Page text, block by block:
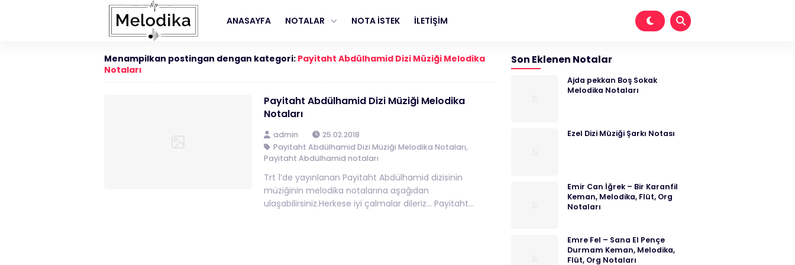
ANASAYFA NOTALAR NOTA İSTEK İLETİŞİM
Menampilkan postingan dengan kategori: Payitaht Abdülhamid Dizi Müziği Melodika
Notaları
Payitaht Abdülhamid Dizi Müziği Melodika
Notaları
admin
25.02.2018
Payitaht Abdülhamid Dizi Müziği Melodika Notaları,
Payitaht Abdülhamid notaları
Trt 1’de yayınlanan Payitaht Abdülhamid dizisinin
müziğinin melodika notalarına aşağıdan
ulaşabilirsiniz.Herkese iyi çalmalar dileriz… Payitaht...
Son Eklenen Notalar
Ajda pekkan Boş Sokak
Melodika Notaları
Ezel Dizi Müziği Şarkı Notası
Emir Can İğrek – Bir Karanfil
Keman, Melodika, Flüt, Org
Notaları
Emre Fel – Sana El Pençe
Durmam Keman, Melodika,
Flüt, Org Notaları